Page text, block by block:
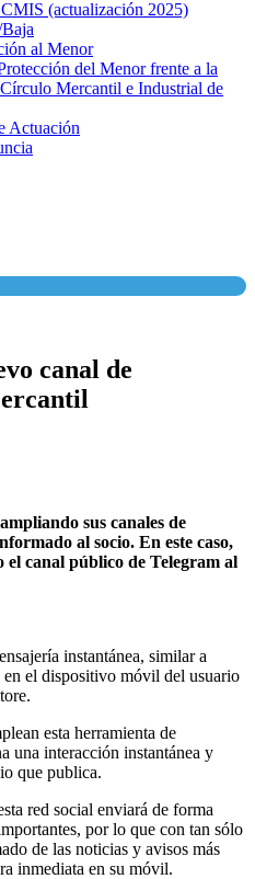
(actualización 2025)
al Menor
del Menor frente a la
Mercantil e Industrial de
Actuación
canal de
sus canales de
al socio. En este caso,
el canal público de Telegram al
instantánea, similar a
en el dispositivo móvil del usuario
esta herramienta de
una interacción instantánea y
que publica.
red social enviará de forma
por lo que con tan sólo
de las noticias y avisos más
inmediata en su móvil.